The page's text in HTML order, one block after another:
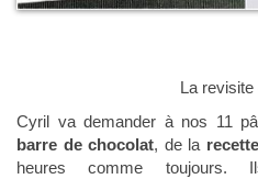
La revisite
Cyril va demander à nos 11
barre de chocolat, de la recette
heures comme toujours.